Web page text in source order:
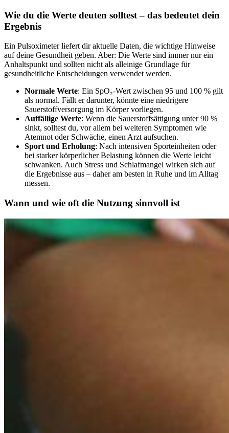
Wie du die Werte deuten solltest – das bedeutet dein
Ergebnis
Ein Pulsoximeter liefert dir aktuelle Daten, die wichtige Hinweise
auf deine Gesundheit geben. Aber: Die Werte sind immer nur ein
Anhaltspunkt und sollten nicht als alleinige Grundlage für
gesundheitliche Entscheidungen verwendet werden.
Normale Werte: Ein SpO₂-Wert zwischen 95 und 100 % gilt
als normal. Fällt er darunter, könnte eine niedrigere
Sauerstoffversorgung im Körper vorliegen.
Auffällige Werte: Wenn die Sauerstoffsättigung unter 90 %
sinkt, solltest du, vor allem bei weiteren Symptomen wie
Atemnot oder Schwäche, einen Arzt aufsuchen.
Sport und Erholung: Nach intensiven Sporteinheiten oder
bei starker körperlicher Belastung können die Werte leicht
schwanken. Auch Stress und Schlafmangel wirken sich auf
die Ergebnisse aus – daher am besten in Ruhe und im Alltag
messen.
Wann und wie oft die Nutzung sinnvoll ist